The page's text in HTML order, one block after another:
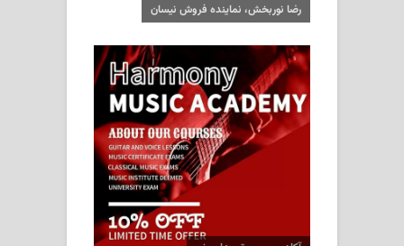
رضا نوربخش، نماینده فروش نیسان